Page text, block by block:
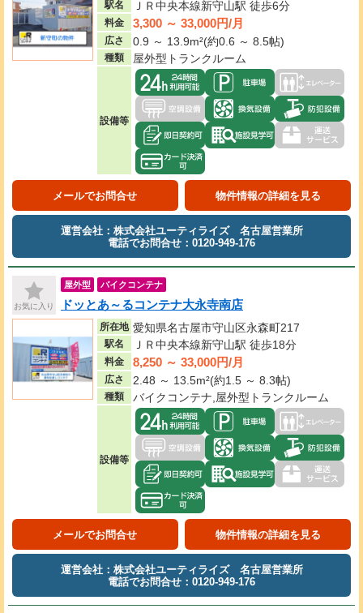
駅名 ＪＲ中央本線新守山駅 徒歩6分
料金 3,300 ～ 33,000円/月
広さ 0.9 ～ 13.9m²(約0.6 ～ 8.5帖)
種類 屋外型トランクルーム
設備等
メールでお問合せ 物件情報の詳細を見る
運営会社：株式会社ユーティライズ 名古屋営業所
電話でお問合せ：0120-949-176
お気に入り
屋外型 バイクコンテナ
ドッとあ～るコンテナ大永寺南店
所在地 愛知県名古屋市守山区永森町217
駅名 ＪＲ中央本線新守山駅 徒歩18分
料金 8,250 ～ 33,000円/月
広さ 2.48 ～ 13.5m²(約1.5 ～ 8.3帖)
種類 バイクコンテナ,屋外型トランクルーム
設備等
メールでお問合せ 物件情報の詳細を見る
運営会社：株式会社ユーティライズ 名古屋営業所
電話でお問合せ：0120-949-176